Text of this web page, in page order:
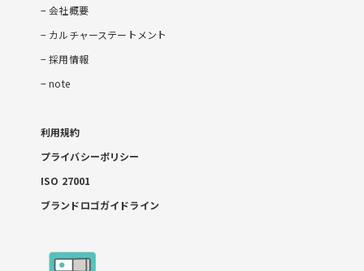
会社概要
カルチャーステートメント
採用情報
note
利用規約
プライバシーポリシー
ISO 27001
ブランドロゴガイドライン